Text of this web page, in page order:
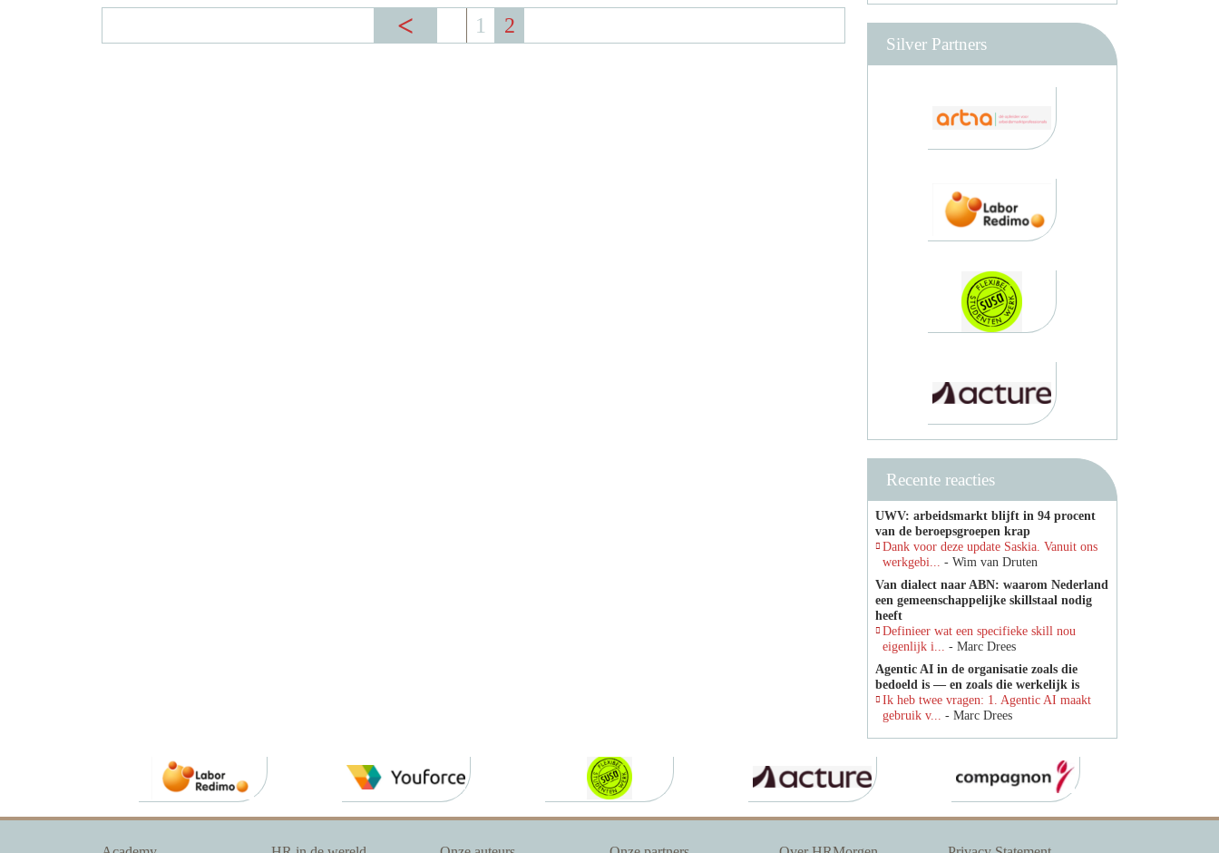
1 2
Silver Partners
Recente reacties
UWV: arbeidsmarkt blijft in 94 procent
van de beroepsgroepen krap
Dank voor deze update Saskia. Vanuit ons
werkgebi... - Wim van Druten
Van dialect naar ABN: waarom Nederland
een gemeenschappelijke skillstaal nodig
heeft
Definieer wat een specifieke skill nou
eigenlijk i... - Marc Drees
Agentic AI in de organisatie zoals die
bedoeld is — en zoals die werkelijk is
Ik heb twee vragen: 1. Agentic AI maakt
gebruik v... - Marc Drees